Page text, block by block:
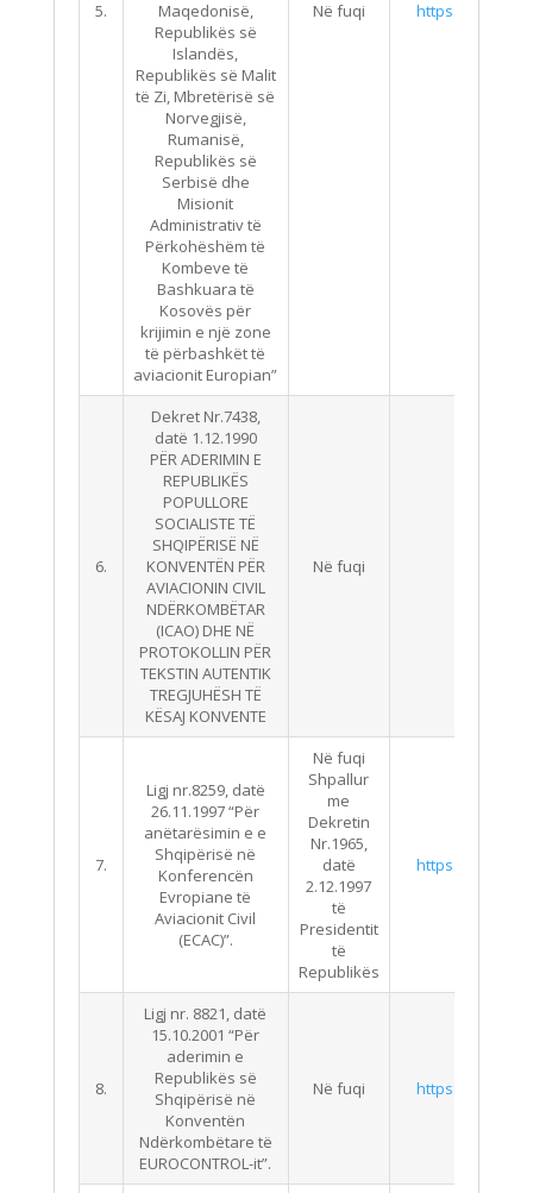
5.
Maqedonisë,
Republikës së
Islandës,
Republikës së Malit
të Zi, Mbretërisë së
Norvegjisë,
Rumanisë,
Republikës së
Serbisë dhe
Misionit
Administrativ të
Përkohëshëm të
Kombeve të
Bashkuara të
Kosovës për
krijimin e një zone
të përbashkët të
aviacionit Europian”
Në fuqi https://
6.
Dekret Nr.7438,
datë 1.12.1990
PËR ADERIMIN E
REPUBLIKËS
POPULLORE
SOCIALISTE TË
SHQIPËRISË NË
KONVENTËN PËR
AVIACIONIN CIVIL
NDËRKOMBËTAR
(ICAO) DHE NË
PROTOKOLLIN PËR
TEKSTIN AUTENTIK
TREGJUHËSH TË
KËSAJ KONVENTE
Në fuqi
7.
Ligj nr.8259, datë
26.11.1997 “Për
anëtarësimin e e
Shqipërisë në
Konferencën
Evropiane të
Aviacionit Civil
(ECAC)”.
Në fuqi
Shpallur
me
Dekretin
Nr.1965,
datë
2.12.1997
të
Presidentit
të
Republikës
https://
8.
Ligj nr. 8821, datë
15.10.2001 “Për
aderimin e
Republikës së
Shqipërisë në
Konventën
Ndërkombëtare të
EUROCONTROL-it”.
Në fuqi https://